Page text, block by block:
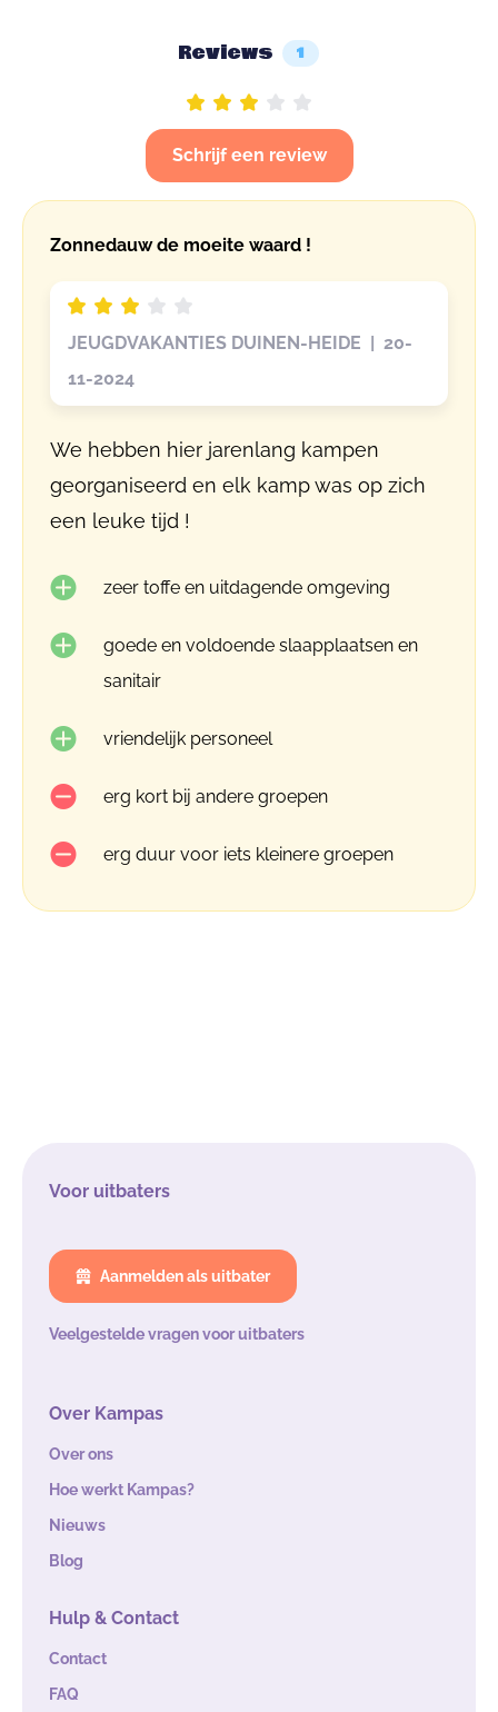
Reviews 1
Schrijf een review
Zonnedauw de moeite waard !
JEUGDVAKANTIES DUINEN-HEIDE | 20-
11-2024
We hebben hier jarenlang kampen
georganiseerd en elk kamp was op zich
een leuke tijd !
zeer toffe en uitdagende omgeving
goede en voldoende slaapplaatsen en
sanitair
vriendelijk personeel
erg kort bij andere groepen
erg duur voor iets kleinere groepen
Voor uitbaters
Aanmelden als uitbater
Veelgestelde vragen voor uitbaters
Over Kampas
Over ons
Hoe werkt Kampas?
Nieuws
Blog
Hulp & Contact
Contact
FAQ